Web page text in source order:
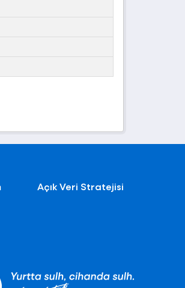
Açık Veri Stratejisi